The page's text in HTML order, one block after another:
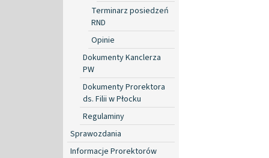
Terminarz posiedzeń
RND
Opinie
Dokumenty Kanclerza
PW
Dokumenty Prorektora
ds. Filii w Płocku
Regulaminy
Sprawozdania
Informacje Prorektorów